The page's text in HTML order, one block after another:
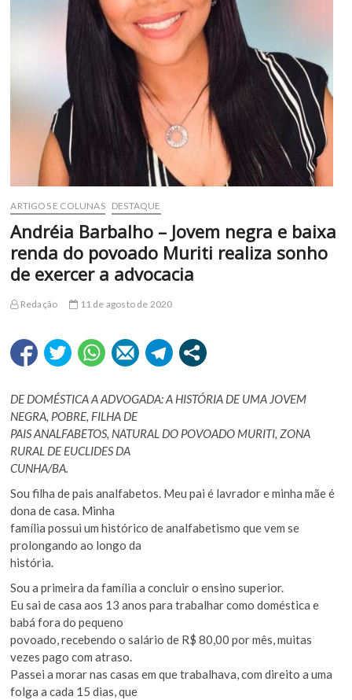
ARTIGOS E COLUNAS DESTAQUE
Andréia Barbalho – Jovem negra e baixa
renda do povoado Muriti realiza sonho
de exercer a advocacia
Redação 11 de agosto de 2020
DE DOMÉSTICA A ADVOGADA: A HISTÓRIA DE UMA JOVEM
NEGRA, POBRE, FILHA DE
PAIS ANALFABETOS, NATURAL DO POVOADO MURITI, ZONA
RURAL DE EUCLIDES DA
CUNHA/BA.
Sou filha de pais analfabetos. Meu pai é lavrador e minha mãe é
dona de casa. Minha
família possui um histórico de analfabetismo que vem se
prolongando ao longo da
história.
Sou a primeira da família a concluir o ensino superior.
Eu sai de casa aos 13 anos para trabalhar como doméstica e
babá fora do pequeno
povoado, recebendo o salário de R$ 80,00 por mês, muitas
vezes pago com atraso.
Passei a morar nas casas em que trabalhava, com direito a uma
folga a cada 15 dias, que